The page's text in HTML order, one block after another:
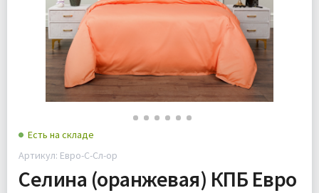
Есть на складе
Артикул: Евро-С-Сл-ор
Селина (оранжевая) КПБ Евро